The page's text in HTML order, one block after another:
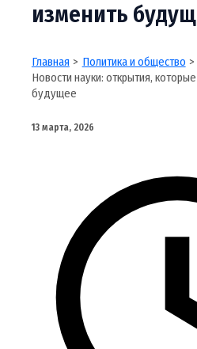
изменить
Главная
Политика и общество
Новости науки: открытия,
будущее
13 марта, 2026